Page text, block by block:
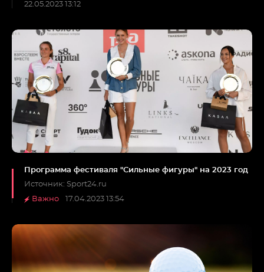
22.05.2023 13:12
Программа фестиваля "Сильные фигуры" на 2023 год
Источник: Sport24.ru
Важно
17.04.2023 13:54